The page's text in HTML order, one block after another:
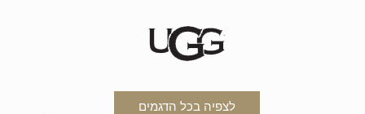
לצפיה בכל הדגמים